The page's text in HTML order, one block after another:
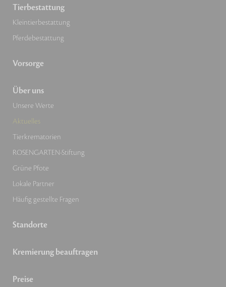
Tierbestattung
Kleintierbestattung
Pferdebestattung
Vorsorge
Über uns
Unsere Werte
Aktuelles
Tierkrematorien
ROSENGARTEN-Stiftung
Grüne Pfote
Lokale Partner
Häufig gestellte Fragen
Standorte
Kremierung beauftragen
Preise